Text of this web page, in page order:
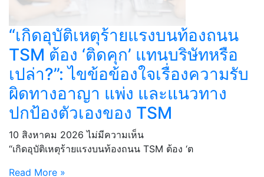
“เกิดอุบัติเหตุร้ายแรงบนท้องถนน
TSM ต้อง ‘ติดคุก’ แทนบริษัทหรือ
เปล่า?”: ไขข้อข้องใจเรื่องความรับ
ผิดทางอาญา แพ่ง และแนวทาง
ปกป้องตัวเองของ TSM
10 สิงหาคม 2026ไม่มีความเห็น
“เกิดอุบัติเหตุร้ายแรงบนท้องถนน TSM ต้อง ‘ต
Read More »